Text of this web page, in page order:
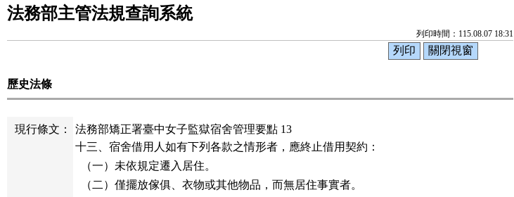
法務部主管法規查詢系統
列印時間：115.08.07 18:31
歷史法條
現行條文：
法務部矯正署臺中女子監獄宿舍管理要點 13
十三、宿舍借用人如有下列各款之情形者，應終止借用契約：
  （一）未依規定遷入居住。
  （二）僅擺放傢俱、衣物或其他物品，而無居住事實者。